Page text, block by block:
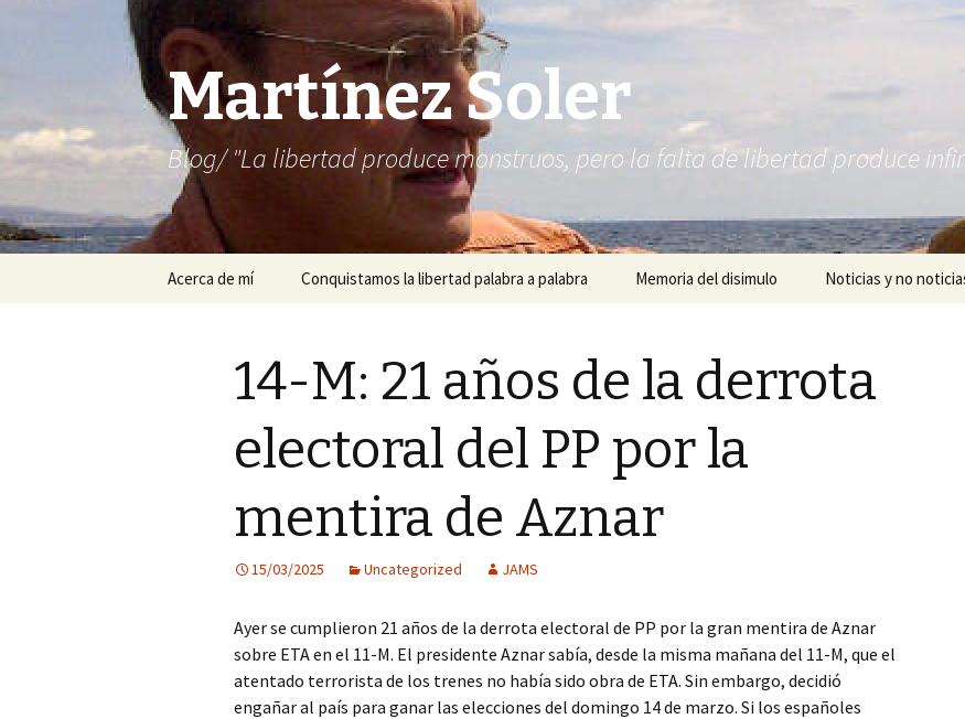
Martínez Soler
Blog/ "La libertad produce monstruos, pero la falta de libertad produce
Saltar
Acerca de mí Conquistamos la libertad palabra a palabra Memoria del disimulo Noticias y no
14-M: 21 años de la derrota
electoral del PP por la
mentira de Aznar
15/03/2025 Uncategorized JAMS
Ayer se cumplieron 21 años de la derrota electoral de PP por la gran mentira de Aznar
sobre ETA en el 11-M. El presidente Aznar sabía, desde la misma mañana del 11-M, que el
atentado terrorista de los trenes no había sido obra de ETA. Sin embargo, decidió
engañar al país para ganar las elecciones del domingo 14 de marzo. Si los españoles